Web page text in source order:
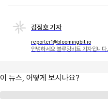
김정호 기자
reporter1@bloomingbit.io
안녕하세요 블루밍비트 기자입니다.
이 뉴스, 어떻게 보시나요?